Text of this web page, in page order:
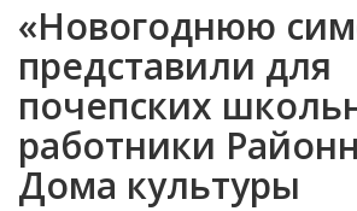
«Новогоднюю
представили для
почепских
работники
Дома культуры